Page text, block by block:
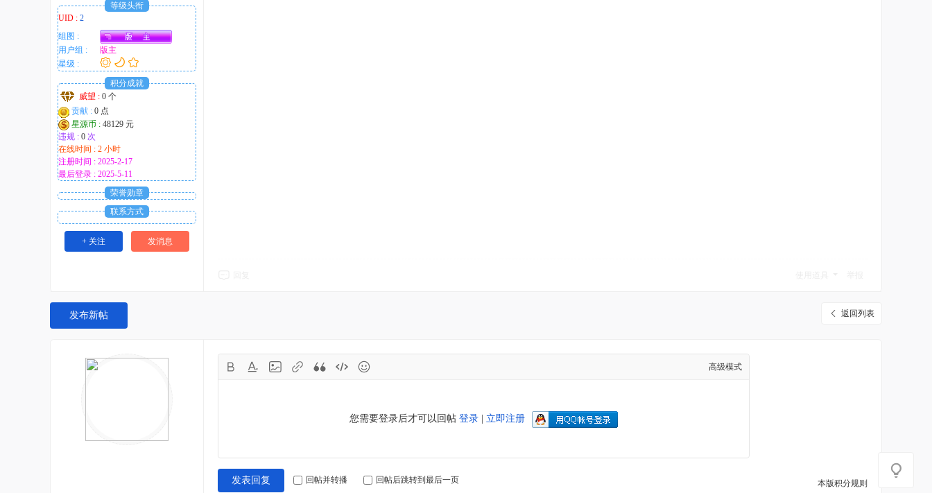
等级头衔
UID : 2
组图 :
用户组 :
版主
星级 :
积分成就
威望 : 0 个
贡献 : 0 点
星源币 : 48129 元
违规 : 0 次
在线时间 : 2 小时
注册时间 : 2025-2-17
最后登录 : 2025-5-11
荣誉勋章
联系方式
+ 关注 发消息
返回列表
发布新帖
高级模式
您需要登录后才可以回帖 登录 立即注册
本版积分规则
发表回复 回帖并转播 回帖后跳转到最后一页